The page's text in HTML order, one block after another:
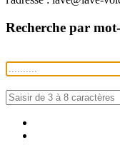
Recherche par